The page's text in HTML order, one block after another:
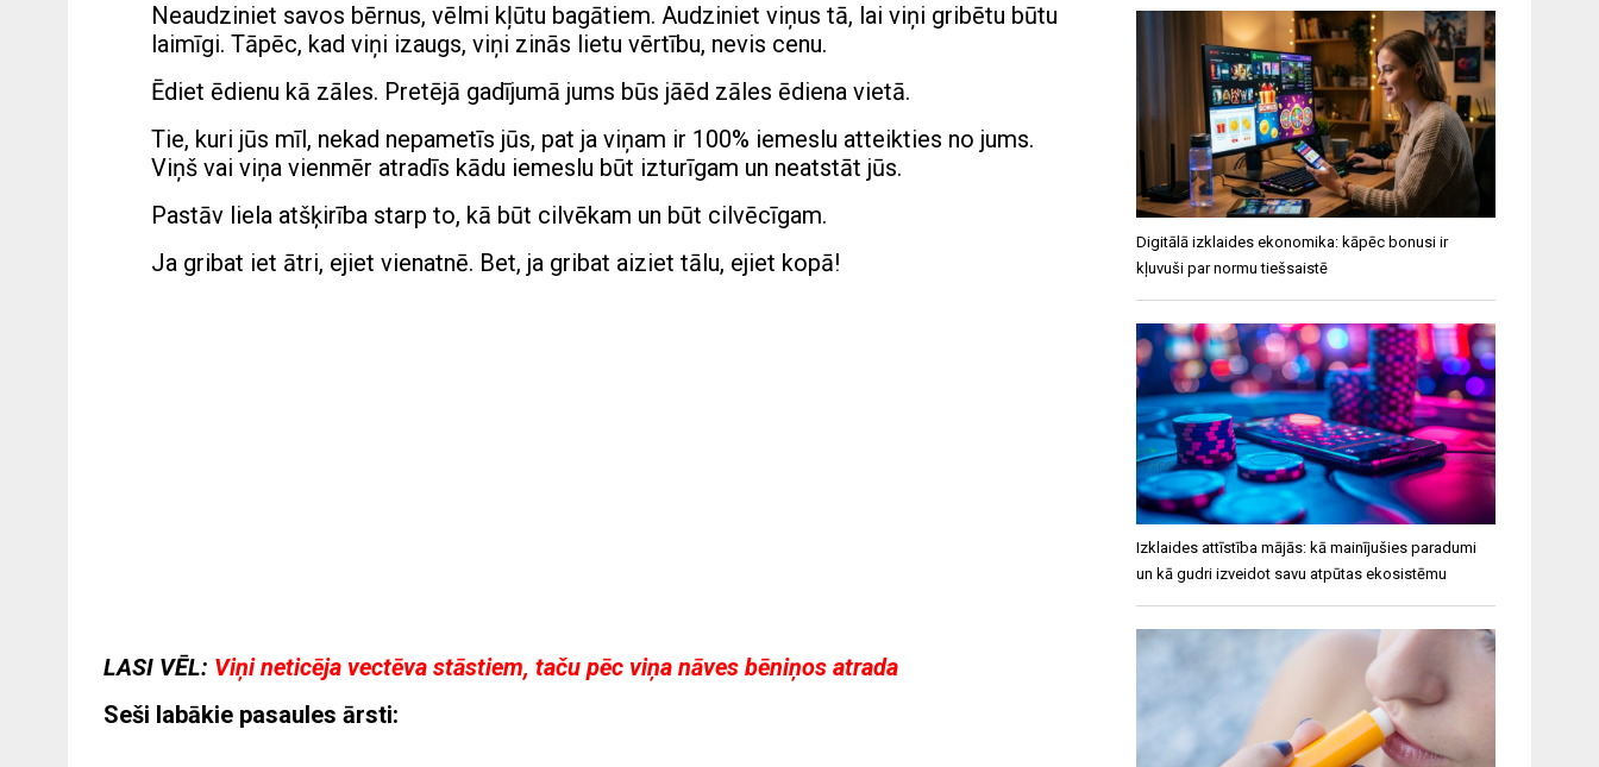
Neaudziniet savos bērnus, vēlmi kļūtu bagātiem. Audziniet viņus tā, lai viņi gribētu būtu
laimīgi. Tāpēc, kad viņi izaugs, viņi zinās lietu vērtību, nevis cenu.
Ēdiet ēdienu kā zāles. Pretējā gadījumā jums būs jāēd zāles ēdiena vietā.
Tie, kuri jūs mīl, nekad nepametīs jūs, pat ja viņam ir 100% iemeslu atteikties no jums.
Viņš vai viņa vienmēr atradīs kādu iemeslu būt izturīgam un neatstāt jūs.
Pastāv liela atšķirība starp to, kā būt cilvēkam un būt cilvēcīgam.
Ja gribat iet ātri, ejiet vienatnē. Bet, ja gribat aiziet tālu, ejiet kopā!
LASI VĒL: Viņi neticēja vectēva stāstiem, taču pēc viņa nāves bēniņos atrada
Seši labākie pasaules ārsti:
Digitālā izklaides ekonomika: kāpēc bonusi ir
kļuvuši par normu tiešsaistē
Izklaides attīstība mājās: kā mainījušies paradumi
un kā gudri izveidot savu atpūtas ekosistēmu